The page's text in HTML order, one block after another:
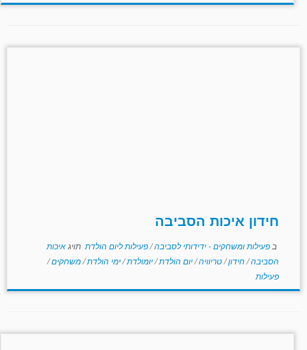
חידון איכות הסביבה
ב פעילות ומשחקים - ידידותי לסביבה/פעילות ליום הולדת תויגאיכות
הסביבה/חידון/טריוויה/יום הולדת/יומולדת/ימי הולדת/משחקים/
פעילות